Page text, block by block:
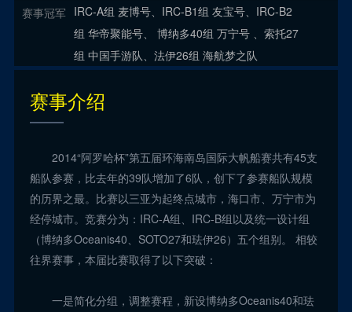
赛事冠军 IRC-A组 麦博号、IRC-B1组 友宝号、IRC-B2
组 华帝聚能号、 博纳多40组 万宁号 、索托27
组 中国手游队、法伊26组 海航梦之队
赛事介绍
2014“阿罗哈杯”第五届环海南岛国际大帆船赛共有45支
船队参赛，比去年的39队增加了6队，创下了参赛船队规模
的历界之最。比赛以三亚为起终点城市，海口市、万宁市为
经停城市。竞赛分为：IRC-A组、IRC-B组以及统一设计组
（博纳多Oceanis40、SOTO27和珐伊26）五个组别。 相较
往界赛事，本届比赛取得了以下突破：
一是简化分组，调整赛程，新设博纳多Oceanis40和珐